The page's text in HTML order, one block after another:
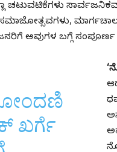
ಚಟುವಟಿಕೆಗಳು
ಅವುಗಳ ಬಗ್ಗೆ
ಖರ್ಗೆ